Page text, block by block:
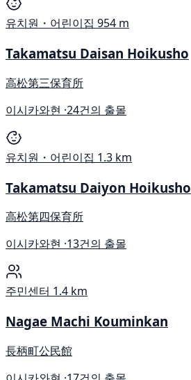
유치원・어린이집 954 m
Takamatsu Daisan Hoikusho
高松第三保育所
이시카와현 ·24건의 출몰
유치원・어린이집 1.3 km
Takamatsu Daiyon Hoikusho
高松第四保育所
이시카와현 ·13건의 출몰
주민센터 1.4 km
Nagae Machi Kouminkan
長柄町公民館